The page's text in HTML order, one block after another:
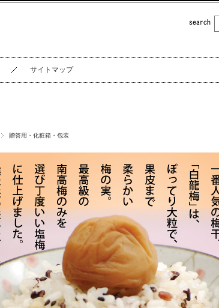
サイトマップ
贈答用・化粧箱・包装